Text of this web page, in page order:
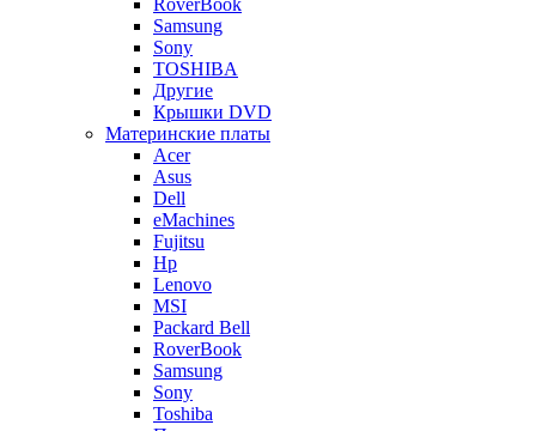
Samsung
Sony
TOSHIBA
Другие
Крышки DVD
Материнские платы
Acer
Asus
Dell
eMachines
Fujitsu
Hp
Lenovo
MSI
Packard Bell
RoverBook
Samsung
Sony
Toshiba